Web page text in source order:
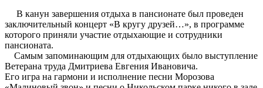
В канун завершения отдыха в пансионате был проведен
заключительный концерт «В кругу друзей…», в программе
которого приняли участие отдыхающие и сотрудники
пансионата.
Самым запоминающим для отдыхающих было выступление
Ветерана труда Дмитриева Евгения Ивановича.
Его игра на гармони и исполнение песни Морозова